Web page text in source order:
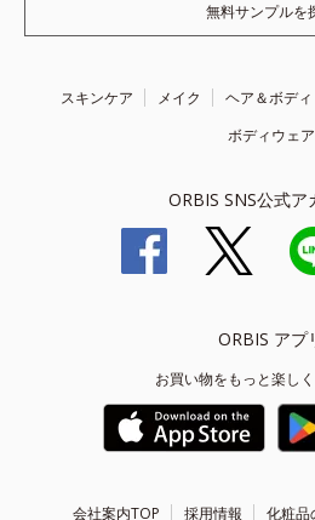
無料サンプルを
スキンケア メイク ヘア＆ボディ
ボディウェア
ORBIS SNS公式ア
ORBIS アプ
お買い物をもっと楽し
会社案内TOP 採用情報 化粧品